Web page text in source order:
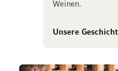
Weinen.
Unsere